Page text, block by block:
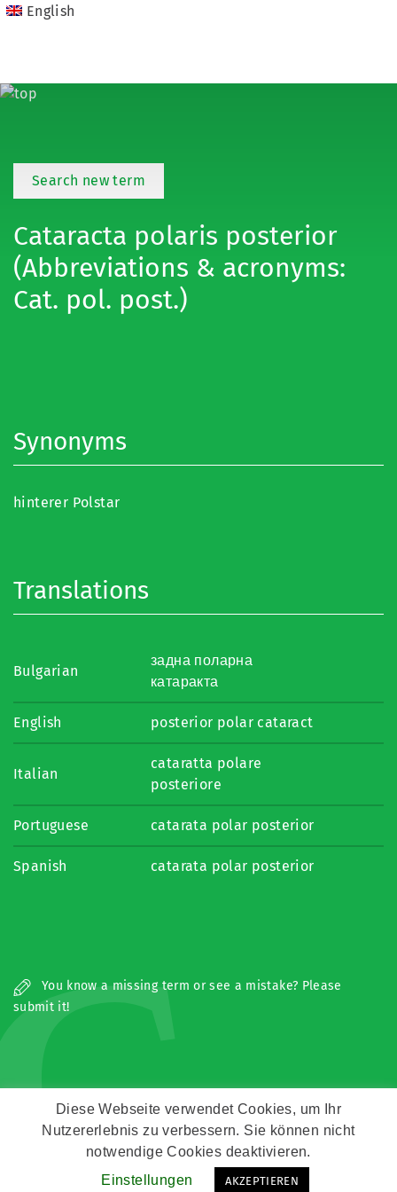
English
Search new term
Cataracta polaris posterior
(Abbreviations & acronyms:
Cat. pol. post.)
Synonyms
hinterer Polstar
Translations
Bulgarian
задна поларна
катаракта
English posterior polar cataract
Italian
cataratta polare
posteriore
Portuguese catarata polar posterior
Spanish catarata polar posterior
You know a missing term or see a mistake? Please
submit it!
Copyright © Zeitz Franko Zeitz
Kontakt Impressum Datenschutz
Diese Webseite verwendet Cookies, um Ihr
Nutzererlebnis zu verbessern. Sie können nicht
notwendige Cookies deaktivieren.
Einstellungen
AKZEPTIEREN